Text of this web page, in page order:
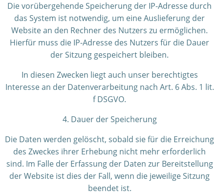
Die vorübergehende Speicherung der IP-Adresse durch
das System ist notwendig, um eine Auslieferung der
Website an den Rechner des Nutzers zu ermöglichen.
Hierfür muss die IP-Adresse des Nutzers für die Dauer
der Sitzung gespeichert bleiben.
In diesen Zwecken liegt auch unser berechtigtes
Interesse an der Datenverarbeitung nach Art. 6 Abs. 1 lit.
f DSGVO.
4. Dauer der Speicherung
Die Daten werden gelöscht, sobald sie für die Erreichung
des Zweckes ihrer Erhebung nicht mehr erforderlich
sind. Im Falle der Erfassung der Daten zur Bereitstellung
der Website ist dies der Fall, wenn die jeweilige Sitzung
beendet ist.